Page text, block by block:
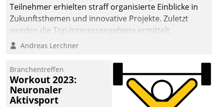
Teilnehmer erhielten straff organisierte Einblicke in
Zukunftsthemen und innovative Projekte. Zuletzt
wurden die Top-Interessengebiete ermittelt.
Andreas Lerchner
Branchentreffen
Workout 2023:
Neuronaler
Aktivsport